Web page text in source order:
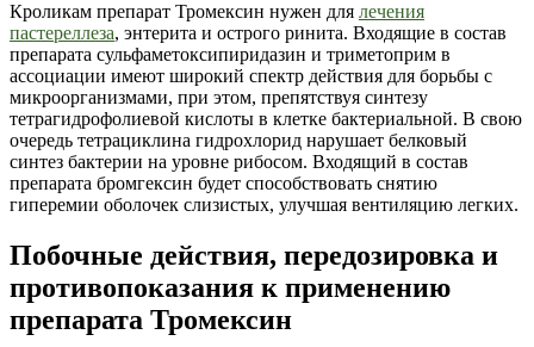
Кроликам препарат Тромексин нужен для лечения
пастереллеза, энтерита и острого ринита. Входящие в состав
препарата сульфаметоксипиридазин и триметоприм в
ассоциации имеют широкий спектр действия для борьбы с
микроорганизмами, при этом, препятствуя синтезу
тетрагидрофолиевой кислоты в клетке бактериальной. В свою
очередь тетрациклина гидрохлорид нарушает белковый
синтез бактерии на уровне рибосом. Входящий в состав
препарата бромгексин будет способствовать снятию
гиперемии оболочек слизистых, улучшая вентиляцию легких.
Побочные действия, передозировка и
противопоказания к применению
препарата Тромексин